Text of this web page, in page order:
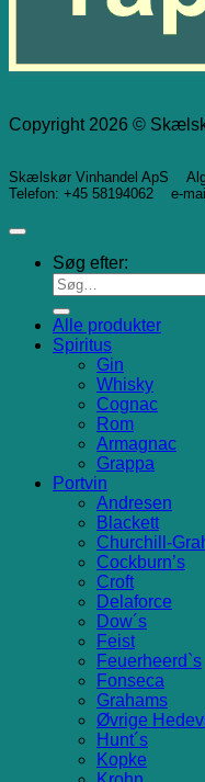
Copyright 2026 ©
Skælskør Vinhandel ApS
Telefon: +45 58194062 e-
Søg efter:
Alle produkter
Spiritus
Gin
Whisky
Cognac
Rom
Armagnac
Grappa
Portvin
Andresen
Blackett
Churchill-
Cockburn’s
Croft
Delaforce
Dow´s
Feist
Feuerheerd`s
Fonseca
Grahams
Øvrige
Hunt´s
Kopke